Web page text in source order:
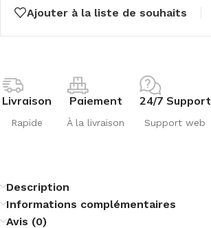
Ajouter à la liste de souhaits
Livraison
Rapide
Paiement
À la livraison
24/7 Support
Support web
Description
Informations complémentaires
Avis (0)